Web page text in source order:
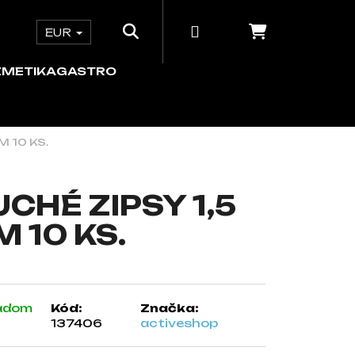
ORDINÁCIA KOZMETIKA GASTRO
EUR HľadaťPrihlásenieNákupný
GASTRO
10 KS.
ZIPSY 1,5
10 KS.
Kód:
137406
Značka:
activeshop